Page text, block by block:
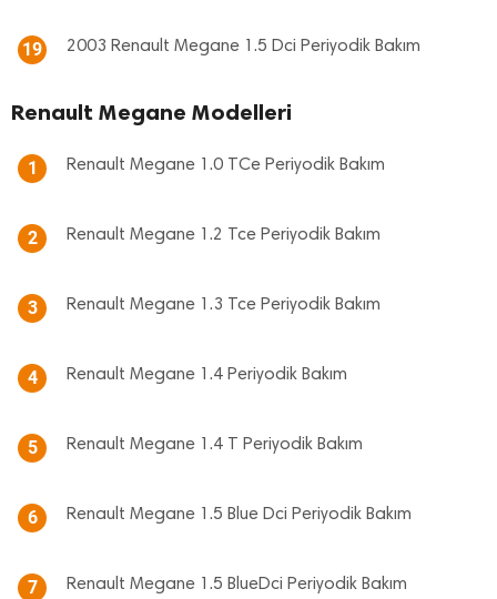
19 2003 Renault Megane 1.5 Dci Periyodik Bakım
Renault Megane Modelleri
1 Renault Megane 1.0 TCe Periyodik Bakım
2 Renault Megane 1.2 Tce Periyodik Bakım
3 Renault Megane 1.3 Tce Periyodik Bakım
4 Renault Megane 1.4 Periyodik Bakım
5 Renault Megane 1.4 T Periyodik Bakım
6 Renault Megane 1.5 Blue Dci Periyodik Bakım
7 Renault Megane 1.5 BlueDci Periyodik Bakım